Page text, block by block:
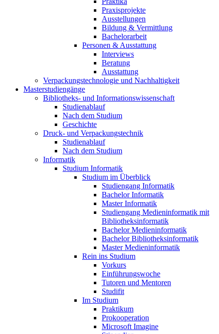
Praxisprojekte
Ausstellungen
Bildung & Vermittlung
Bachelorarbeit
Personen & Ausstattung
Interviews
Beratung
Ausstattung
Verpackungstechnologie und Nachhaltigkeit
Masterstudiengänge
Bibliotheks- und Informationswissenschaft
Studienablauf
Nach dem Studium
Geschichte
Druck- und Verpackungstechnik
Studienablauf
Nach dem Studium
Informatik
Studium Informatik
Studium im Überblick
Studiengang Informatik
Bachelor Informatik
Master Informatik
Studiengang Medieninformatik mit
Bibliotheksinformatik
Bachelor Medieninformatik
Bachelor Bibliotheksinformatik
Master Medieninformatik
Rein ins Studium
Vorkurs
Einführungswoche
Tutoren und Mentoren
Studifit
Im Studium
Praktikum
Prokooperation
Microsoft Imagine